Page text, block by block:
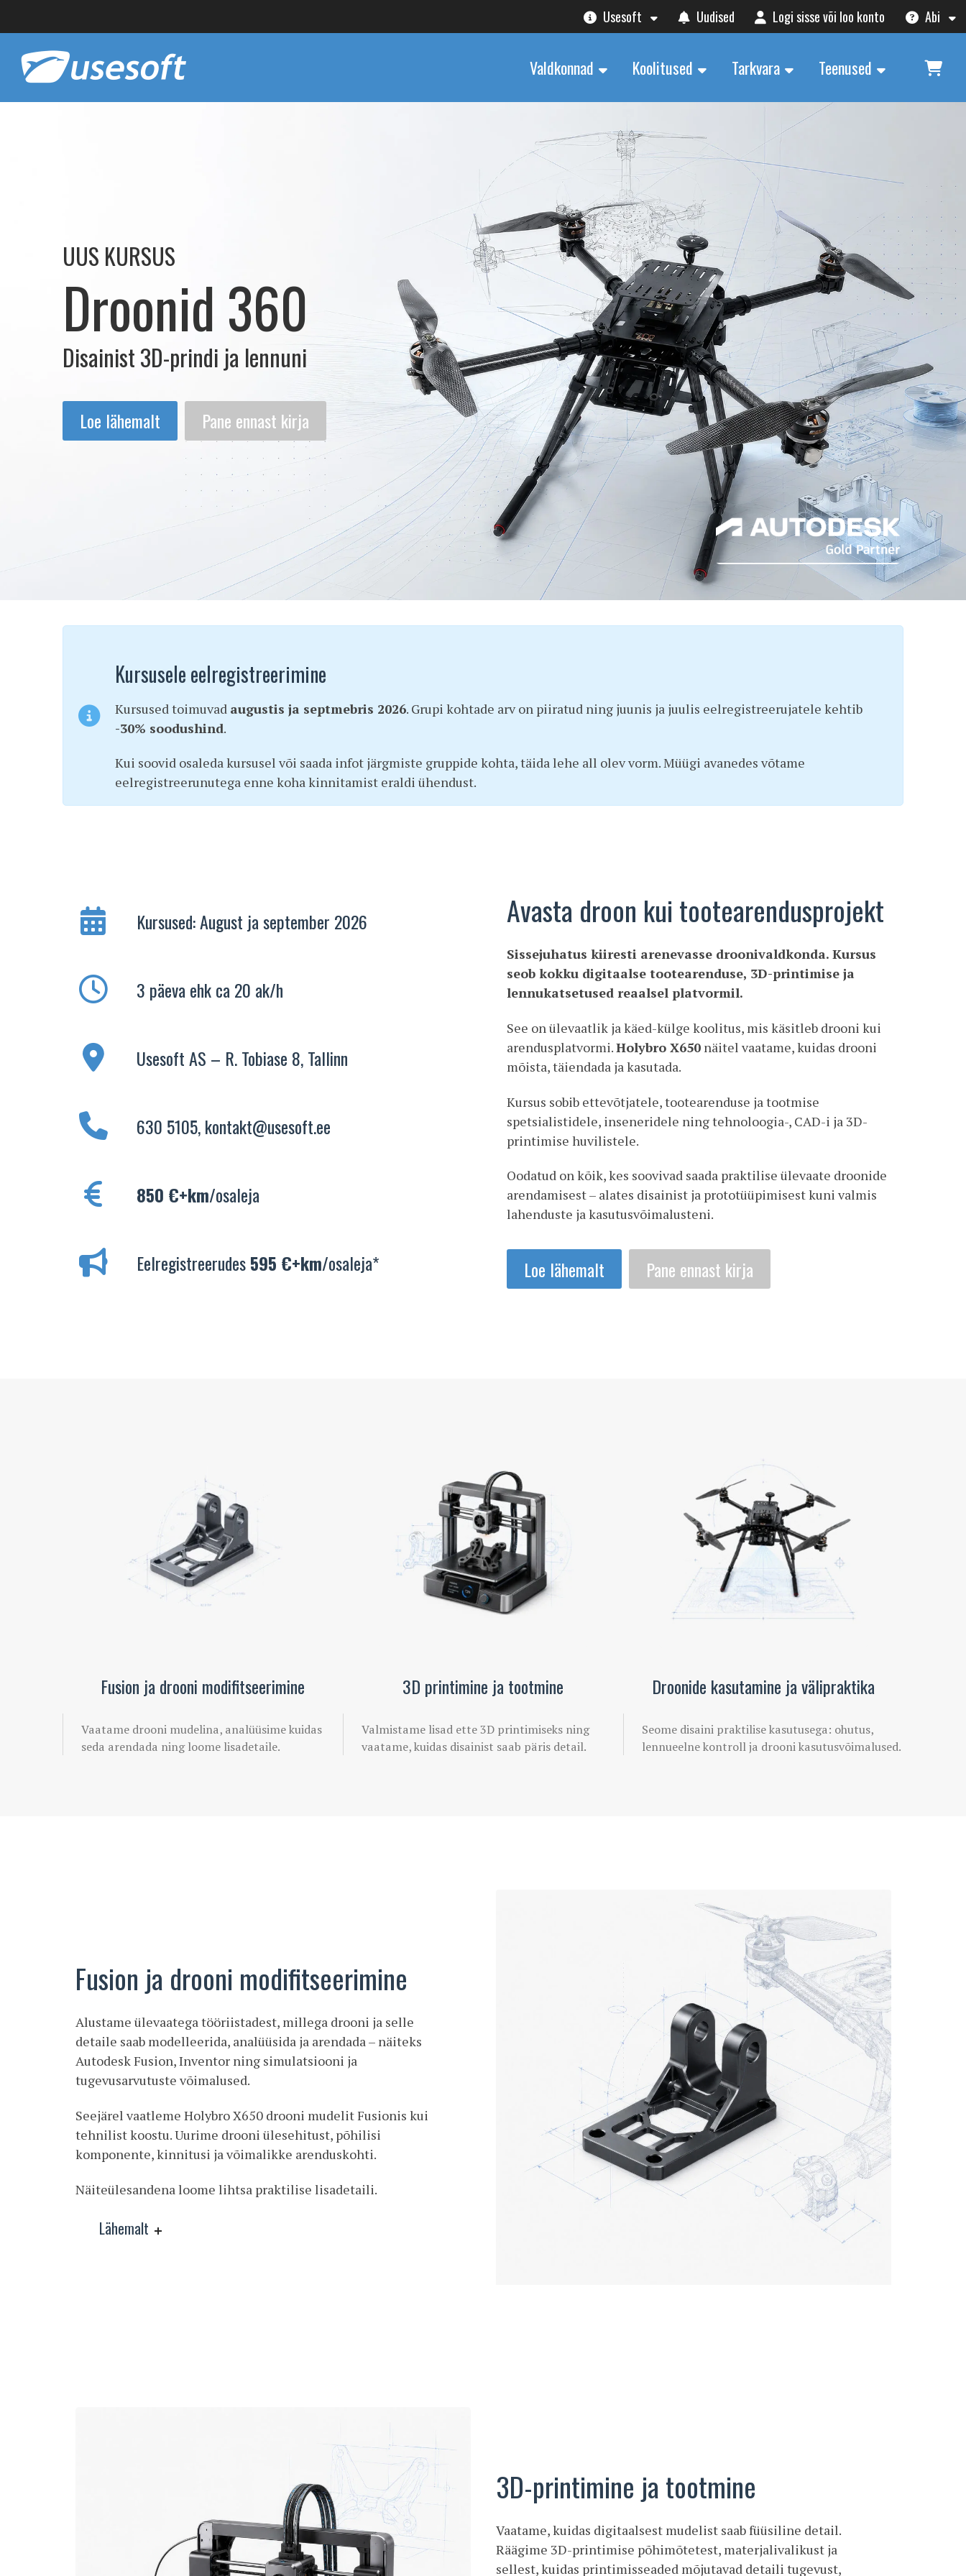
Usesoft Uudised Logi sisse või loo konto Abi
Valdkonnad Koolitused Tarkvara Teenused
UUS KURSUS
Droonid 360
Disainist 3D-prindi ja lennuni
Loe lähemalt Pane ennast kirja
Kursusele eelregistreerimine
Kursused toimuvad augustis ja septmebris 2026. Grupi kohtade arv on piiratud ning juunis ja juulis eelregistreerujatele kehtib
-30% soodushind.
Kui soovid osaleda kursusel või saada infot järgmiste gruppide kohta, täida lehe all olev vorm. Müügi avanedes võtame
eelregistreerunutega enne koha kinnitamist eraldi ühendust.
Kursused: August ja september 2026
3 päeva ehk ca 20 ak/h
Usesoft AS – R. Tobiase 8, Tallinn
630 5105,kontakt@usesoft.ee
850 €+km/osaleja
Eelregistreerudes595 €+km/osaleja*
Avasta droon kui tootearendusprojekt
Sissejuhatus kiiresti arenevasse droonivaldkonda. Kursus
seob kokku digitaalse tootearenduse, 3D-printimise ja
lennukatsetused reaalsel platvormil.
See on ülevaatlik ja käed-külge koolitus, mis käsitleb drooni kui
arendusplatvormi.Holybro X650näitel vaatame, kuidas drooni
mõista, täiendada ja kasutada.
Kursus sobib ettevõtjatele, tootearenduse ja tootmise
spetsialistidele, inseneridele ning tehnoloogia-, CAD-i ja 3D-
printimise huvilistele.
Oodatud on kõik, kes soovivad saada praktilise ülevaate droonide
arendamisest – alates disainist ja prototüüpimisest kuni valmis
lahenduste ja kasutusvõimalusteni.
Loe lähemalt Pane ennast kirja
Fusion ja drooni modifitseerimine
Vaatame drooni mudelina, analüüsime kuidas
seda arendada ning loome lisadetaile.
3D printimine ja tootmine
Valmistame lisad ette 3D printimiseks ning
vaatame, kuidas disainist saab päris detail.
Droonide kasutamine ja välipraktika
Seome disaini praktilise kasutusega: ohutus,
lennueelne kontroll ja drooni kasutusvõimalused.
Fusion ja drooni modifitseerimine
Alustame ülevaatega tööriistadest, millega drooni ja selle
detaile saab modelleerida, analüüsida ja arendada – näiteks
Autodesk Fusion, Inventor ning simulatsiooni ja
tugevusarvutuste võimalused.
Seejärel vaatleme Holybro X650 drooni mudelit Fusionis kui
tehnilist koostu. Uurime drooni ülesehitust, põhilisi
komponente, kinnitusi ja võimalikke arenduskohti.
Näiteülesandena loome lihtsa praktilise lisadetaili.
Lähemalt
3D-printimine ja tootmine
Vaatame, kuidas digitaalsest mudelist saab füüsiline detail.
Räägime 3D-printimise põhimõtetest, materjalivalikust ja
sellest, kuidas printimisseaded mõjutavad detaili tugevust,